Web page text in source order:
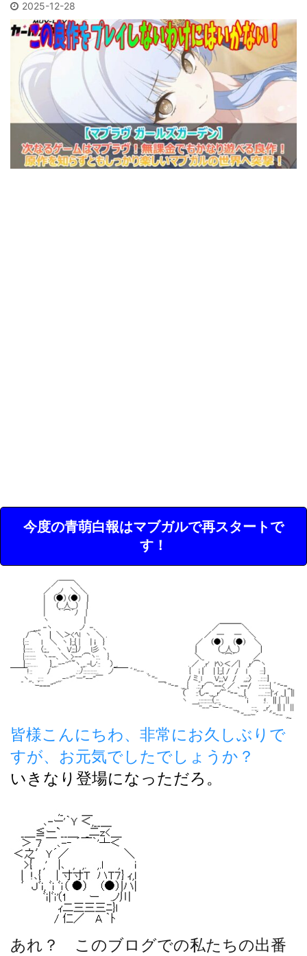
2025-12-28
今度の青萌白報はマブガルで再スタートで
す！
皆様こんにちわ、非常にお久しぶりで
すが、お元気でしたでしょうか？
いきなり登場になっただろ。
あれ？ このブログでの私たちの出番